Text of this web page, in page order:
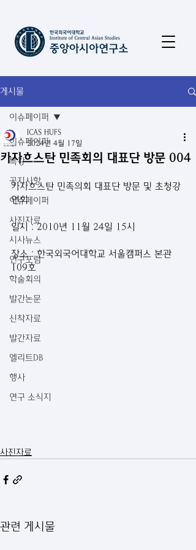
게시물
이슈페이퍼
특강
공지사항
이슈페이퍼
사진자료
시사뉴스
연구포럼
학술회의
발간논문
신착자료
발간자료
엘리트DB
행사
연구 소식지
이슈페이퍼
카자흐스탄 민족회의 대표단 방문 004
ICAS HUFS
2024년 4월 17일
카자흐스탄 민족의회 대표단 방문 및 초청강
연회
일시 : 2010년 11월 24일 15시
장소 : 한국외국어대학교 서울캠퍼스 본관
109호
사진자료
관련 게시물